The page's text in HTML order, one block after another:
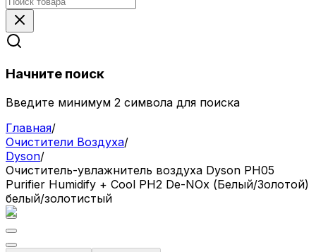
Начните поиск
Введите минимум 2 символа для поиска
Главная/
Очистители Воздуха/
Dyson/
Очиститель-увлажнитель воздуха Dyson PH05
Purifier Humidify + Cool PH2 De-NOx (Белый/Золотой)
белый/золотистый